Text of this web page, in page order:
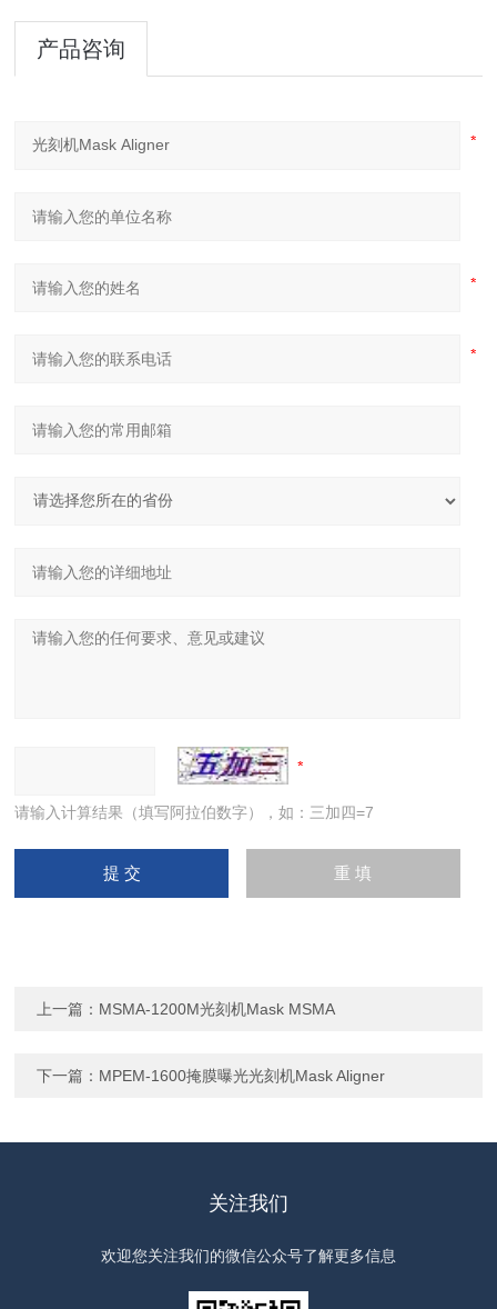
产品咨询
请输入计算结果（填写阿拉伯数字），如：三加四=7
上一篇： MSMA-1200M光刻机Mask MSMA
下一篇： MPEM-1600掩膜曝光光刻机Mask Aligner
关注我们
欢迎您关注我们的微信公众号了解更多信息